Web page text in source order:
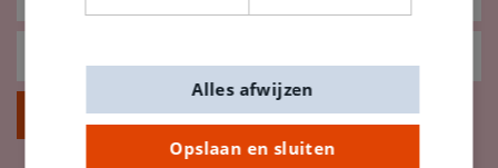
Inschrijven
Opslaan en sluiten
Alles afwijzen